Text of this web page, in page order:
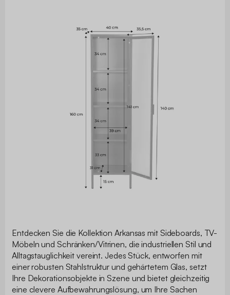
Entdecken Sie die Kollektion Arkansas mit Sideboards, TV-
Möbeln und Schränken/Vitrinen, die industriellen Stil und
Alltagstauglichkeit vereint. Jedes Stück, entworfen mit
einer robusten Stahlstruktur und gehärtetem Glas, setzt
Ihre Dekorationsobjekte in Szene und bietet gleichzeitig
eine clevere Aufbewahrungslösung, um Ihre Sachen